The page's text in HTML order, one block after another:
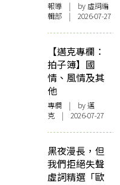
報導 | by 虛詞編
輯部 | 2026-07-27
【邁克專欄：
拍子簿】國
情、風情及其
他
專欄 | by邁
克 | 2026-07-27
黑夜漫長，但
我們拒絕失聲
虛詞精選「歐